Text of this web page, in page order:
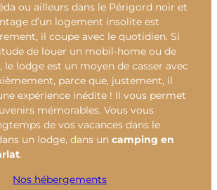
ou ailleurs dans le Périgord noir et
d’un logement insolite est
il coupe avec le quotidien. Si
de louer un mobil-home ou de
le lodge est un moyen de casser avec
parce que, justement, il
expérience inédite ! Il vous permet
mémorables. Vous vous
de vos vacances dans le
un lodge, dans un camping en
.
Nos hébergements